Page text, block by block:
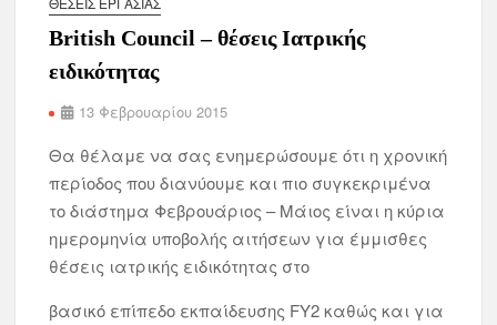
Βritish Council – θέσεις Ιατρικής
ειδικότητας
13 Φεβρουαρίου 2015
Θα θέλαμε να σας ενημερώσουμε ότι η χρονική
περίοδος που διανύουμε και πιο συγκεκριμένα
το διάστημα Φεβρουάριος – Μάιος είναι η κύρια
ημερομηνία υποβολής αιτήσεων για έμμισθες
θέσεις ιατρικής ειδικότητας στο
βασικό επίπεδο εκπαίδευσης FY2 καθώς και για